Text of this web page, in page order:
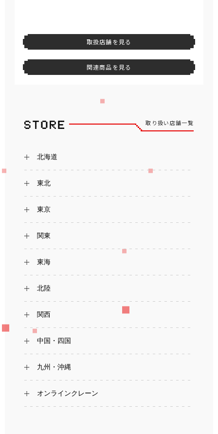
取扱店舗を見る
関連商品を見る
取り扱い店舗一覧
北海道
東北
東京
関東
東海
北陸
関西
中国・四国
九州・沖縄
オンラインクレーン